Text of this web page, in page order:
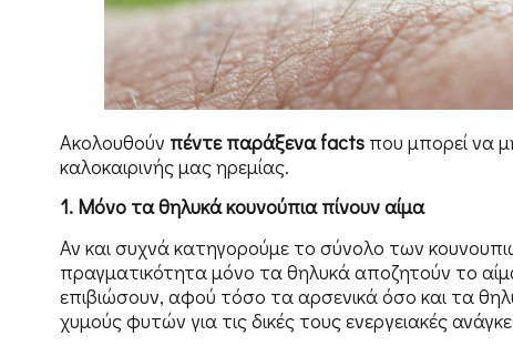
Ακολουθούν πέντε παράξενα factsπου μπορεί να
καλοκαιρινής μας ηρεμίας.
1. Μόνο τα θηλυκά κουνούπια πίνουν αίμα
Αν και συχνά κατηγορούμε το σύνολο των
πραγματικότητα μόνο τα θηλυκά αποζητούν το
επιβιώσουν, αφού τόσο τα αρσενικά όσο και τα
χυμούς φυτών για τις δικές τους ενεργειακές